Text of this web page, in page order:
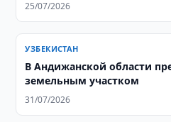
25/07/2026
УЗБЕКИСТАН
В Андижанской области
земельным участком
31/07/2026